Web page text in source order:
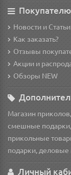
Покупателю
Новости и Статьи
Как заказать?
Отзывы
Акции и
Обзоры NEW
Магазин
смешные
прикольные
подарки,
Личный